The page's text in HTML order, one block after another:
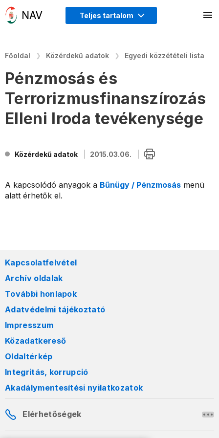
Teljes tartalom
Főoldal Közérdekű adatok Egyedi közzétételi lista
Pénzmosás és
Terrorizmusfinanszírozás
Elleni Iroda tevékenysége
Közérdekű adatok 2015.03.06.
A kapcsolódó anyagok a Bűnügy / Pénzmosás menü
alatt érhetők el.
Kapcsolatfelvétel
Archív oldalak
További honlapok
Adatvédelmi tájékoztató
Impresszum
Közadatkereső
Oldaltérkép
Integritás, korrupció
Akadálymentesítési nyilatkozatok
Elérhetőségek